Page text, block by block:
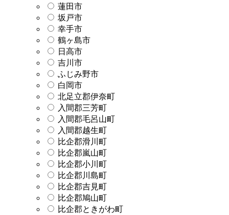
蓮田市
坂戸市
幸手市
鶴ヶ島市
日高市
吉川市
ふじみ野市
白岡市
北足立郡伊奈町
入間郡三芳町
入間郡毛呂山町
入間郡越生町
比企郡滑川町
比企郡嵐山町
比企郡小川町
比企郡川島町
比企郡吉見町
比企郡鳩山町
比企郡ときがわ町